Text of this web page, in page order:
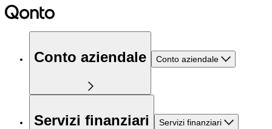
Conto aziendale Conto aziendale
Servizi finanziari Servizi finanziari